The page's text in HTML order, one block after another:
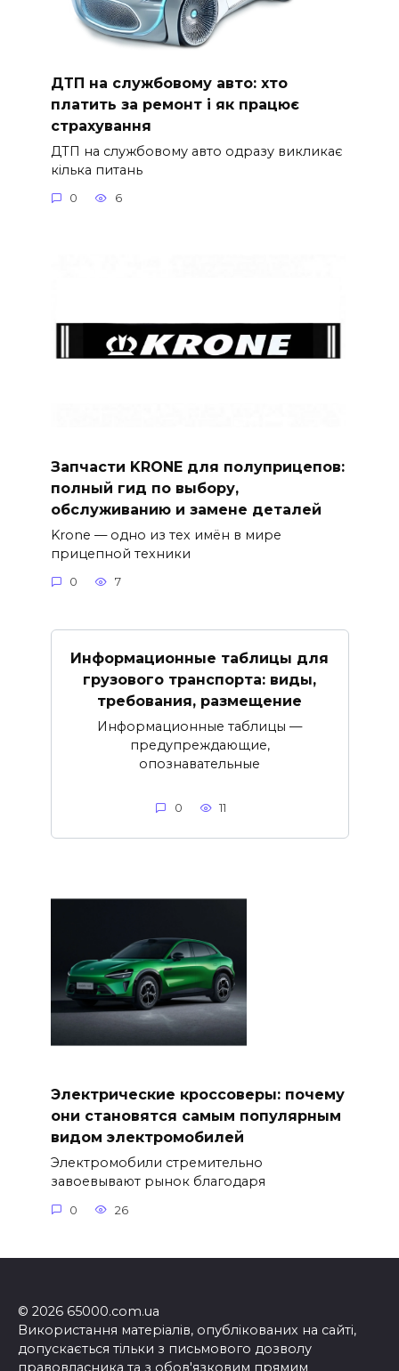
ДТП на службовому авто: хто
платить за ремонт і як працює
страхування
ДТП на службовому авто одразу викликає
кілька питань
0 6
Запчасти KRONE для полуприцепов:
полный гид по выбору,
обслуживанию и замене деталей
Krone — одно из тех имён в мире
прицепной техники
0 7
Информационные таблицы для
грузового транспорта: виды,
требования, размещение
Информационные таблицы —
предупреждающие,
опознавательные
0 11
Электрические кроссоверы: почему
они становятся самым популярным
видом электромобилей
Электромобили стремительно
завоевывают рынок благодаря
0 26
© 2026 65000.com.ua
Використання матеріалів, опублікованих на сайті,
допускається тільки з письмового дозволу
правовласника та з обов'язковим прямим